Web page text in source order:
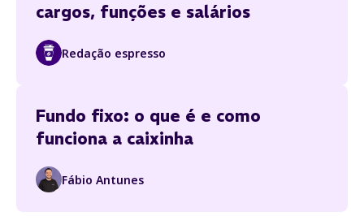
cargos, funções e salários
Redação espresso
Fundo fixo: o que é e como
funciona a caixinha
Fábio Antunes